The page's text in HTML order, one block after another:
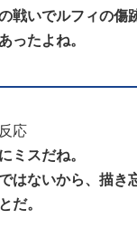
戦いでルフィの傷
ったよね。
応
ミスだね。
はないから、描き
だ。